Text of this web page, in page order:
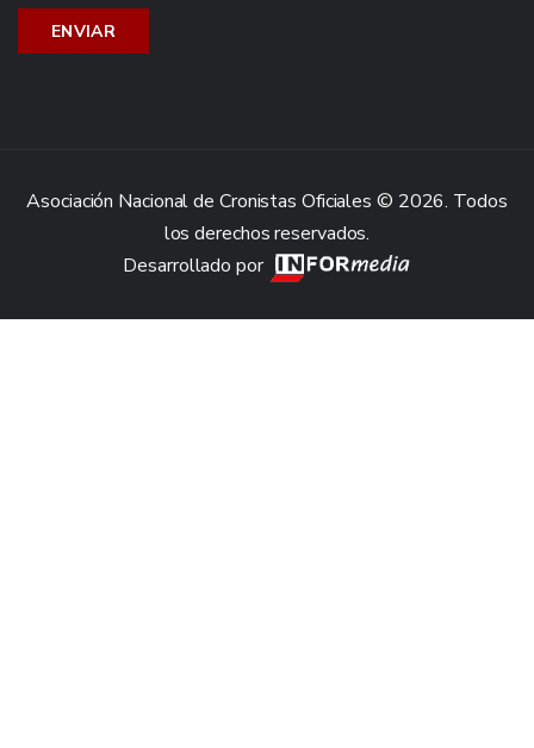
Asociación Nacional de Cronistas Oficiales © 2026. Todos
los derechos reservados.
Desarrollado por